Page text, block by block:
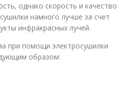
однако скорость и качество
намного лучше за счет
инфракрасных лучей.
при помощи электросушилки
образом: